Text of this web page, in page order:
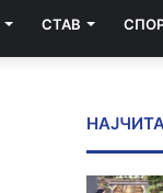
СТАВ